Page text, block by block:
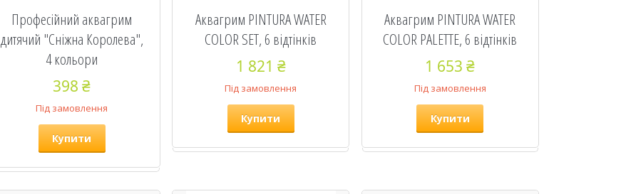
Професійний аквагрим
дитячий "Сніжна Королева",
4 кольори
398 ₴
Під замовлення
Купити
Аквагрим PINTURA WATER
COLOR SET, 6 відтінків
1 821 ₴
Під замовлення
Купити
Аквагрим PINTURA WATER
COLOR PALETTE, 6 відтінків
1 653 ₴
Під замовлення
Купити